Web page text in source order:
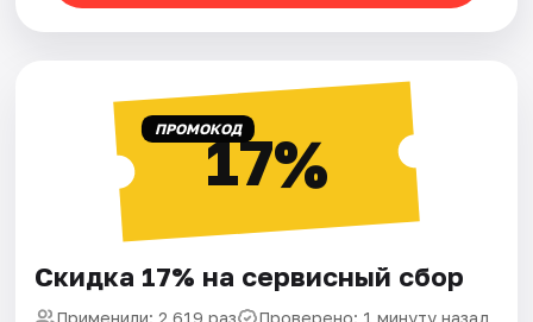
ПРОМОКОД17%
Скидка 17% на сервисный сбор
Применили: 2 619 раз Проверено: 1 минуту назад